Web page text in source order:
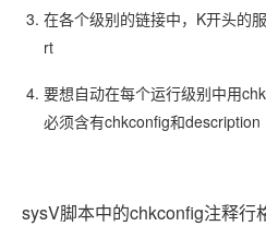
在各个级别的链接中，K开头的
rt
要想自动在每个运行级别中用
必须含有chkconfig和description
sysV脚本中的chkconfig注释行